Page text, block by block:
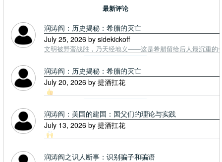
最新评论
润涛阎：历史揭秘：希腊的灭亡
July 25, 2026 by sidekickoff
文明被野蛮战胜，乃天经地义——这是希腊留给后人最沉重的
润涛阎：历史揭秘：希腊的灭亡
July 20, 2026 by 提酒扛花
润涛阎：美国的建国：国父们的理论与实践
July 13, 2026 by 提酒扛花
润涛阎之识人断事：识别骗子和骗语